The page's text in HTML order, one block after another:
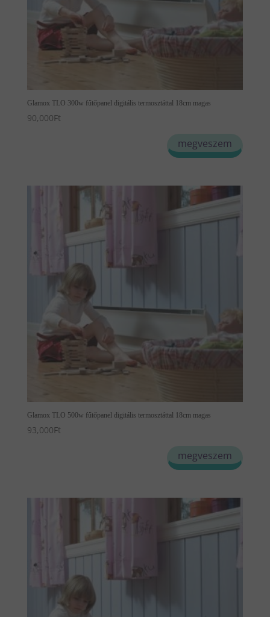
Glamox TLO 300w fűtőpanel digitális termosztáttal 18cm magas
90,000Ft
megveszem
Glamox TLO 500w fűtőpanel digitális termosztáttal 18cm magas
93,000Ft
megveszem